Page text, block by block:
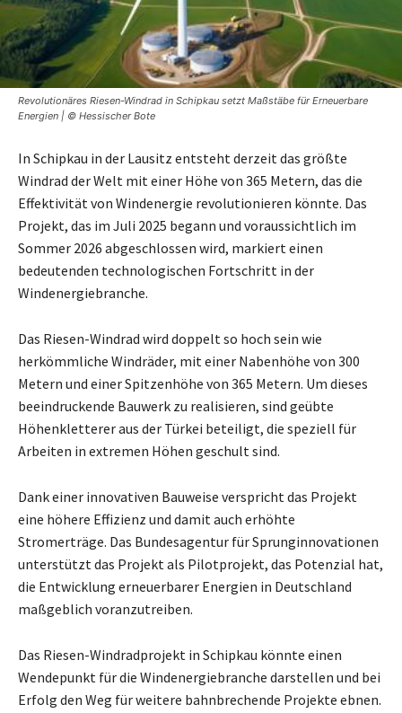
Revolutionäres Riesen-Windrad in Schipkau setzt Maßstäbe für Erneuerbare
Energien | © Hessischer Bote
In Schipkau in der Lausitz entsteht derzeit das größte
Windrad der Welt mit einer Höhe von 365 Metern, das die
Effektivität von Windenergie revolutionieren könnte. Das
Projekt, das im Juli 2025 begann und voraussichtlich im
Sommer 2026 abgeschlossen wird, markiert einen
bedeutenden technologischen Fortschritt in der
Windenergiebranche.
Das Riesen-Windrad wird doppelt so hoch sein wie
herkömmliche Windräder, mit einer Nabenhöhe von 300
Metern und einer Spitzenhöhe von 365 Metern. Um dieses
beeindruckende Bauwerk zu realisieren, sind geübte
Höhenkletterer aus der Türkei beteiligt, die speziell für
Arbeiten in extremen Höhen geschult sind.
Dank einer innovativen Bauweise verspricht das Projekt
eine höhere Effizienz und damit auch erhöhte
Stromerträge. Das Bundesagentur für Sprunginnovationen
unterstützt das Projekt als Pilotprojekt, das Potenzial hat,
die Entwicklung erneuerbarer Energien in Deutschland
maßgeblich voranzutreiben.
Das Riesen-Windradprojekt in Schipkau könnte einen
Wendepunkt für die Windenergiebranche darstellen und bei
Erfolg den Weg für weitere bahnbrechende Projekte ebnen.